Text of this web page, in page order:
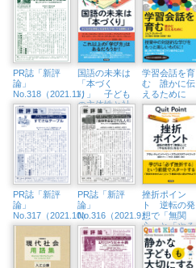
PR誌「新評
論」
No.318（2021.11）
国語の未来は
「本づく
り」 子ども
の主体性と社
会性を大切に
する授業と
は？
学習会話を育
む 誰かに伝
えるために
PR誌「新評
論」
No.317（2021.10）
PR誌「新評
論」
No.316（2021.9）
挫折ポイン
ト 逆転の発
想で「無関
心」と「やる
気ゼロ」をな
くす